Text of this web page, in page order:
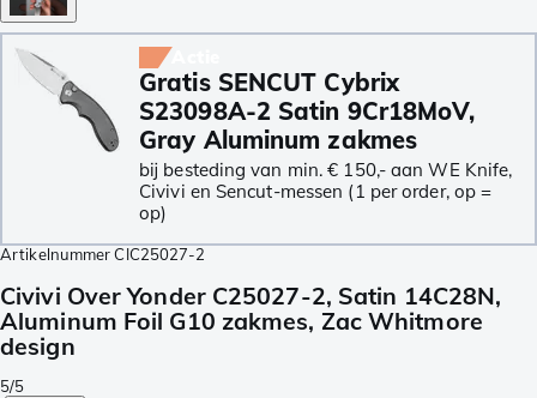
Gratis SENCUT Cybrix
S23098A-2 Satin 9Cr18MoV,
Gray Aluminum zakmes
bij besteding van min. € 150,- aan WE Knife,
Civivi en Sencut-messen (1 per order, op =
op)
Artikelnummer CIC25027-2
Civivi Over Yonder C25027-2, Satin 14C28N,
Aluminum Foil G10 zakmes, Zac Whitmore
design
5/5